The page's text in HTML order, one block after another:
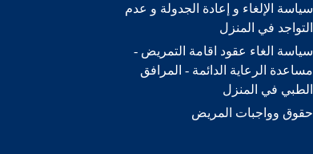
سياسة الإلغاء و إعادة الجدولة و عدم
التواجد في المنزل
سياسة الغاء عقود اقامة التمريض -
مساعدة الرعاية الدائمة - المرافق
الطبي في المنزل
حقوق وواجبات المريض